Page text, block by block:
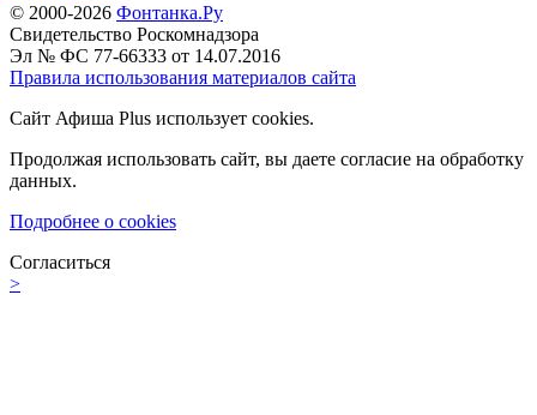
© 2000-2026 Фонтанка.Ру
Свидетельство Роскомнадзора
Эл № ФС 77-66333 от 14.07.2016
Правила использования материалов сайта
Сайт Афиша Plus использует cookies.
Продолжая использовать сайт, вы даете согласие на обработку
данных.
Подробнее о cookies
Согласиться
>